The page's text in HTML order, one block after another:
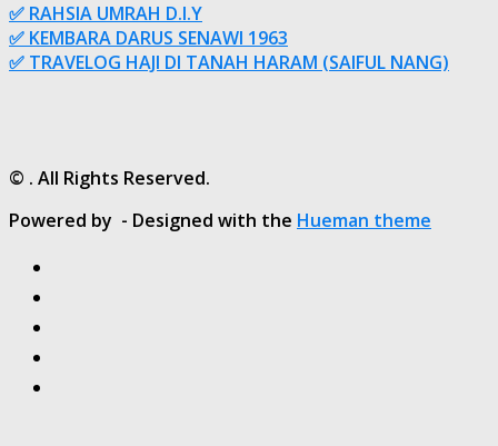
✅ RAHSIA UMRAH D.I.Y
✅ KEMBARA DARUS SENAWI 1963
✅ TRAVELOG HAJI DI TANAH HARAM (SAIFUL NANG)
© . All Rights Reserved.
Powered by - Designed with the Hueman theme